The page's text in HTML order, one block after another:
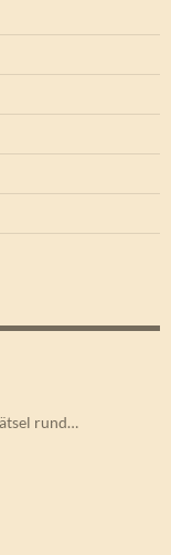
rund…